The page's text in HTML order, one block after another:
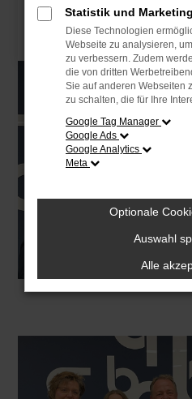
Zusammenarbeit mit
Gründer von audaris, holt
starken Partner an Bord.
Statistik und Marketing
Diese Technologien
Webseite zu analysieren,
zu verbessern. Zudem
die von dritten
Sie auf anderen Webseiten
zu schalten, die für Ihre
Google Tag Manager
Google Ads
Google Analytics
Meta
Optionale
Auswahl
Alle